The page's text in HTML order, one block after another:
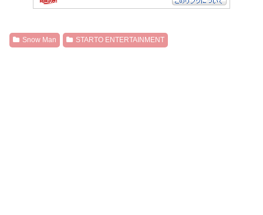
Snow Man STARTO ENTERTAINMENT